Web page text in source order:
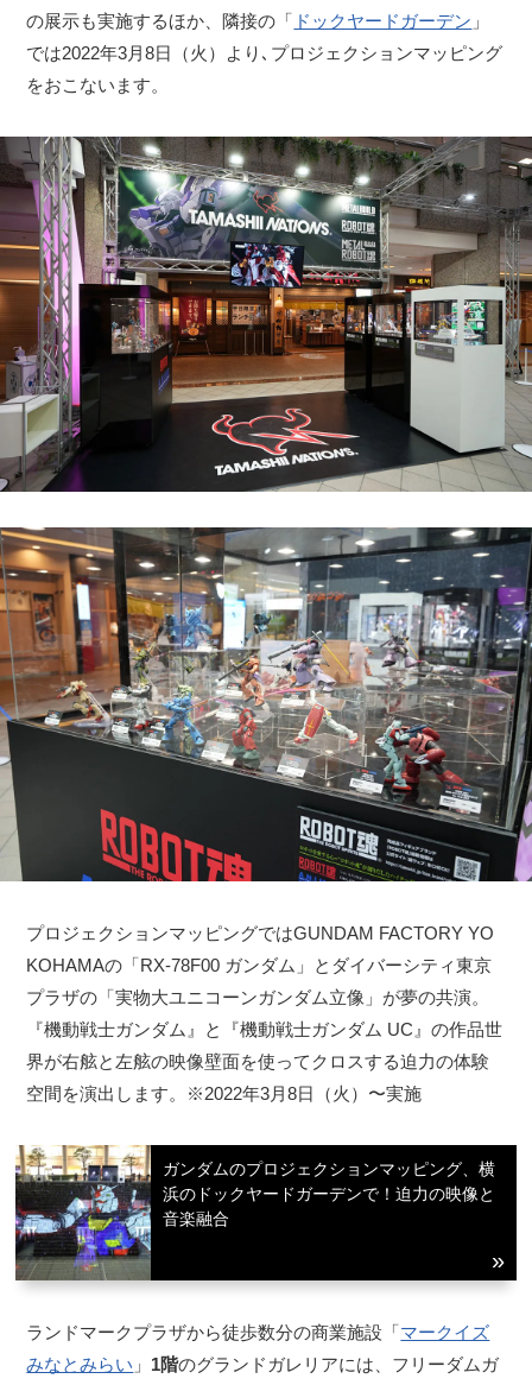
の展示も実施するほか、隣接の「 ドックヤードガーデン 」
では2022年3月8日（火）より､プロジェクションマッピング
をおこないます。
プロジェクションマッピングではGUNDAM FACTORY YO
KOHAMAの「RX-78F00 ガンダム」とダイバーシティ東京
プラザの「実物大ユニコーンガンダム立像」が夢の共演。
『機動戦士ガンダム』と『機動戦士ガンダム UC』の作品世
界が右舷と左舷の映像壁面を使ってクロスする迫力の体験
空間を演出します。※2022年3月8日（火）〜実施
ガンダムのプロジェクションマッピング、横
浜のドックヤードガーデンで！迫力の映像と
音楽融合
ランドマークプラザから徒歩数分の商業施設「マークイズ
みなとみらい 」 1階のグランドガレリアには、フリーダムガ